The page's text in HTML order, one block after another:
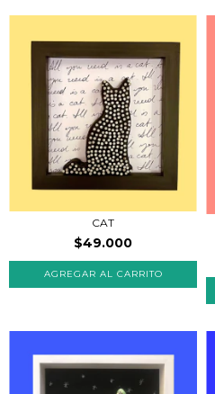
CAT
$49.000
AGREGAR AL CARRITO